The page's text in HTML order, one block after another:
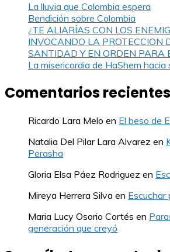
La lluvia que Colombia espera
Bendición sobre Colombia
¿TE ALIARÍAS CON LOS
INVOCANDO LA PROTECCION
SANTIDAD Y EN ORDEN PARA
La misericordia de HaShem hacia
Comentarios recientes
Ricardo Lara Melo en El beso de
Natalia Del Pilar Lara Alvarez en
Perasha
Gloria Elsa Páez Rodriguez en
Mireya Herrera Silva en Escuchar
Maria Lucy Osorio Cortés en
generación que creyó